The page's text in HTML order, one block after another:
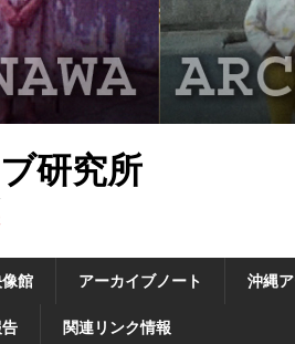
研究所
館 アーカイブノート 沖縄
関連リンク情報